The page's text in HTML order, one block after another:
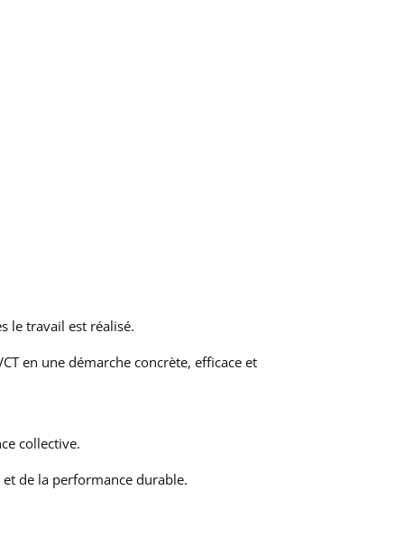
le travail est réalisé.
en une démarche concrète, efficace et
collective.
de la performance durable.